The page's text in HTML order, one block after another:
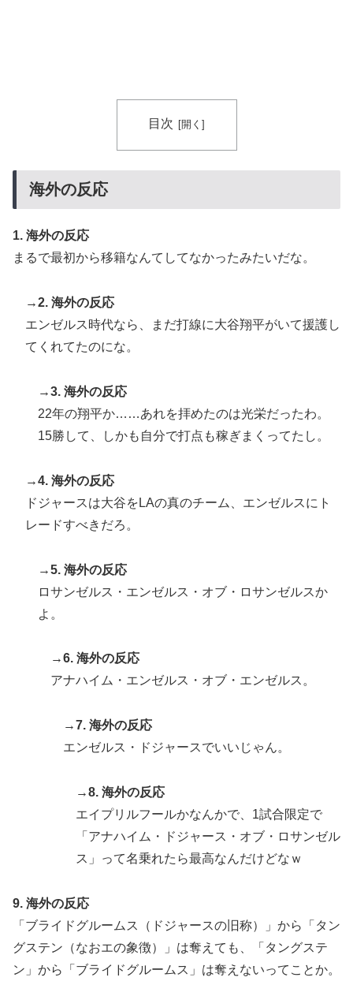
目次
海外の反応
1. 海外の反応
まるで最初から移籍なんてしてなかったみたいだな。
→2. 海外の反応
エンゼルス時代なら、まだ打線に大谷翔平がいて援護し
てくれてたのにな。
→3. 海外の反応
22年の翔平か……あれを拝めたのは光栄だったわ。
15勝して、しかも自分で打点も稼ぎまくってたし。
→4. 海外の反応
ドジャースは大谷をLAの真のチーム、エンゼルスにト
レードすべきだろ。
→5. 海外の反応
ロサンゼルス・エンゼルス・オブ・ロサンゼルスか
よ。
→6. 海外の反応
アナハイム・エンゼルス・オブ・エンゼルス。
→7. 海外の反応
エンゼルス・ドジャースでいいじゃん。
→8. 海外の反応
エイプリルフールかなんかで、1試合限定で
「アナハイム・ドジャース・オブ・ロサンゼル
ス」って名乗れたら最高なんだけどなｗ
9. 海外の反応
「ブライドグルームス（ドジャースの旧称）」から「タン
グステン（なおエの象徴）」は奪えても、「タングステ
ン」から「ブライドグルームス」は奪えないってことか。